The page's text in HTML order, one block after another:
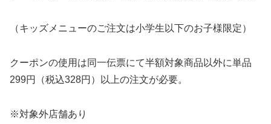
（キッズメニューのご注文は小学生以下のお子様限定）
クーポンの使用は同一伝票にて半額対象商品以外に単品
299円（税込328円）以上の注文が必要。
※対象外店舗あり